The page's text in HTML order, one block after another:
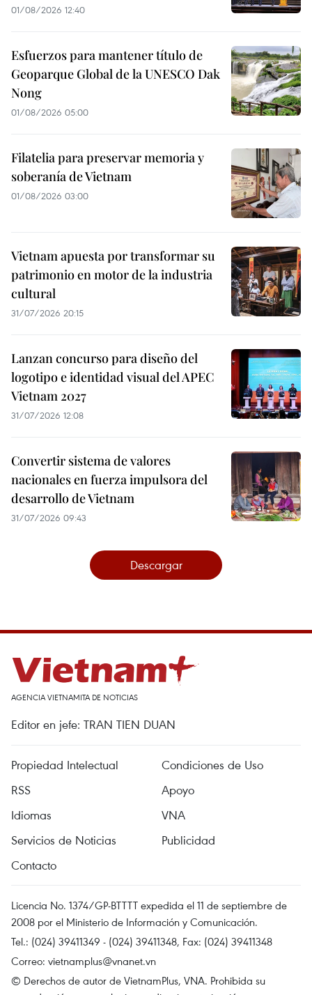
01/08/2026 12:40
Esfuerzos para mantener título de
Geoparque Global de la UNESCO Dak
Nong
01/08/2026 05:00
Filatelia para preservar memoria y
soberanía de Vietnam
01/08/2026 03:00
Vietnam apuesta por transformar su
patrimonio en motor de la industria
cultural
31/07/2026 20:15
Lanzan concurso para diseño del
logotipo e identidad visual del APEC
Vietnam 2027
31/07/2026 12:08
Convertir sistema de valores
nacionales en fuerza impulsora del
desarrollo de Vietnam
31/07/2026 09:43
Descargar
AGENCIA VIETNAMITA DE NOTICIAS
Editor en jefe: TRAN TIEN DUAN
Propiedad Intelectual
Condiciones de Uso
RSS
Apoyo
Idiomas
VNA
Servicios de Noticias
Publicidad
Contacto
Licencia No. 1374/GP-BTTTT expedida el 11 de septiembre de
2008 por el Ministerio de Información y Comunicación.
Tel.: (024) 39411349 - (024) 39411348, Fax: (024) 39411348
Correo: vietnamplus@vnanet.vn
© Derechos de autor de VietnamPlus, VNA. Prohibida su